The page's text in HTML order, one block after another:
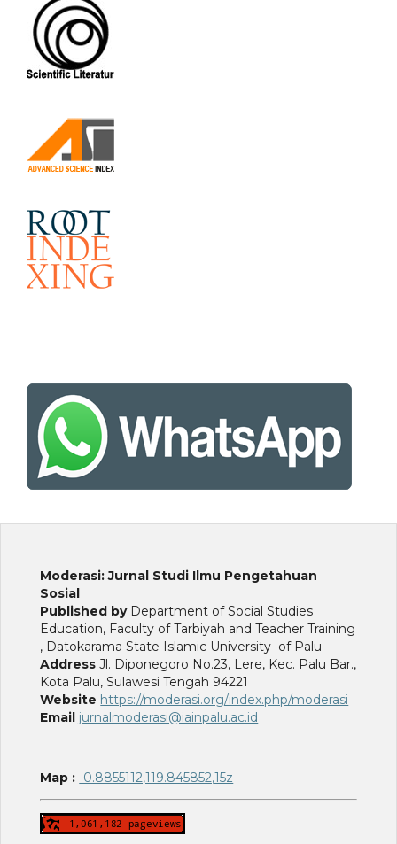
Moderasi: Jurnal Studi Ilmu Pengetahuan
Sosial
Published byDepartment of Social Studies
Education, Faculty of Tarbiyah and Teacher Training
, Datokarama State Islamic University of Palu
Address Jl. Diponegoro No.23, Lere, Kec. Palu Bar.,
Kota Palu, Sulawesi Tengah 94221
Website https://moderasi.org/index.php/moderasi
Email jurnalmoderasi@iainpalu.ac.id
Map : -0.8855112,119.845852,15z